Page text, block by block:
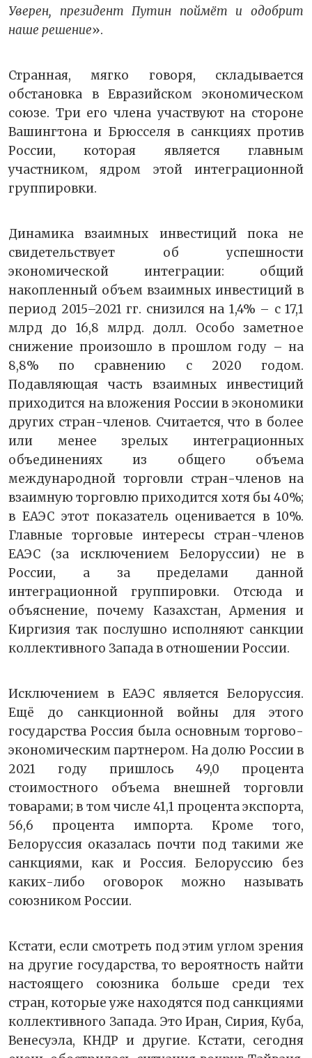
Уверен, президент Путин поймёт и одобрит
наше решение».
Странная, мягко говоря, складывается
обстановка в Евразийском экономическом
союзе. Три его члена участвуют на стороне
Вашингтона и Брюсселя в санкциях против
России, которая является главным
участником, ядром этой интеграционной
группировки.
Динамика взаимных инвестиций пока не
свидетельствует об успешности
экономической интеграции: общий
накопленный объем взаимных инвестиций в
период 2015–2021 гг. снизился на 1,4% – с 17,1
млрд до 16,8 млрд. долл. Особо заметное
снижение произошло в прошлом году – на
8,8% по сравнению с 2020 годом.
Подавляющая часть взаимных инвестиций
приходится на вложения России в экономики
других стран-членов. Считается, что в более
или менее зрелых интеграционных
объединениях из общего объема
международной торговли стран-членов на
взаимную торговлю приходится хотя бы 40%;
в ЕАЭС этот показатель оценивается в 10%.
Главные торговые интересы стран-членов
ЕАЭС (за исключением Белоруссии) не в
России, а за пределами данной
интеграционной группировки. Отсюда и
объяснение, почему Казахстан, Армения и
Киргизия так послушно исполняют санкции
коллективного Запада в отношении России.
Исключением в ЕАЭС является Белоруссия.
Ещё до санкционной войны для этого
государства Россия была основным торгово-
экономическим партнером. На долю России в
2021 году пришлось 49,0 процента
стоимостного объема внешней торговли
товарами; в том числе 41,1 процента экспорта,
56,6 процента импорта. Кроме того,
Белоруссия оказалась почти под такими же
санкциями, как и Россия. Белоруссию без
каких-либо оговорок можно называть
союзником России.
Кстати, если смотреть под этим углом зрения
на другие государства, то вероятность найти
настоящего союзника больше среди тех
стран, которые уже находятся под санкциями
коллективного Запада. Это Иран, Сирия, Куба,
Венесуэла, КНДР и другие. Кстати, сегодня